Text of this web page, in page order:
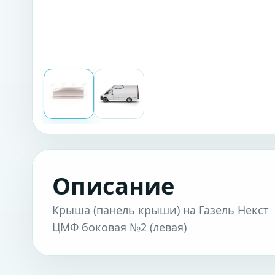
Описание
Крыша (панель крыши) на Газель Некст
ЦМФ боковая №2 (левая)